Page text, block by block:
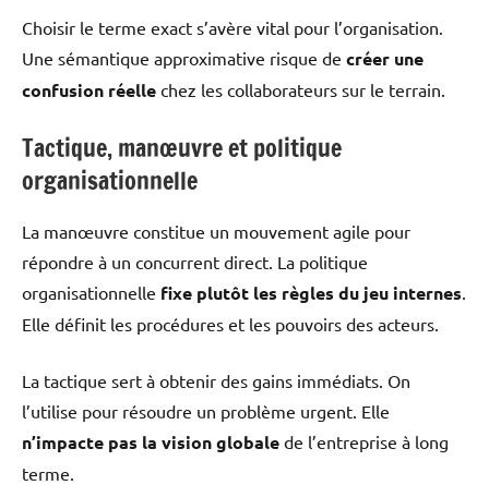
Choisir le terme exact s’avère vital pour l’organisation.
Une sémantique approximative risque de créer une
confusion réelle chez les collaborateurs sur le terrain.
Tactique, manœuvre et politique
organisationnelle
La manœuvre constitue un mouvement agile pour
répondre à un concurrent direct. La politique
organisationnelle fixe plutôt les règles du jeu internes
Elle définit les procédures et les pouvoirs des acteurs.
La tactique sert à obtenir des gains immédiats. On
l’utilise pour résoudre un problème urgent. Elle
n’impacte pas la vision globale de l’entreprise à long
terme.